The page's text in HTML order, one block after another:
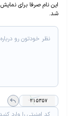
این نام صرفا برای
شد.